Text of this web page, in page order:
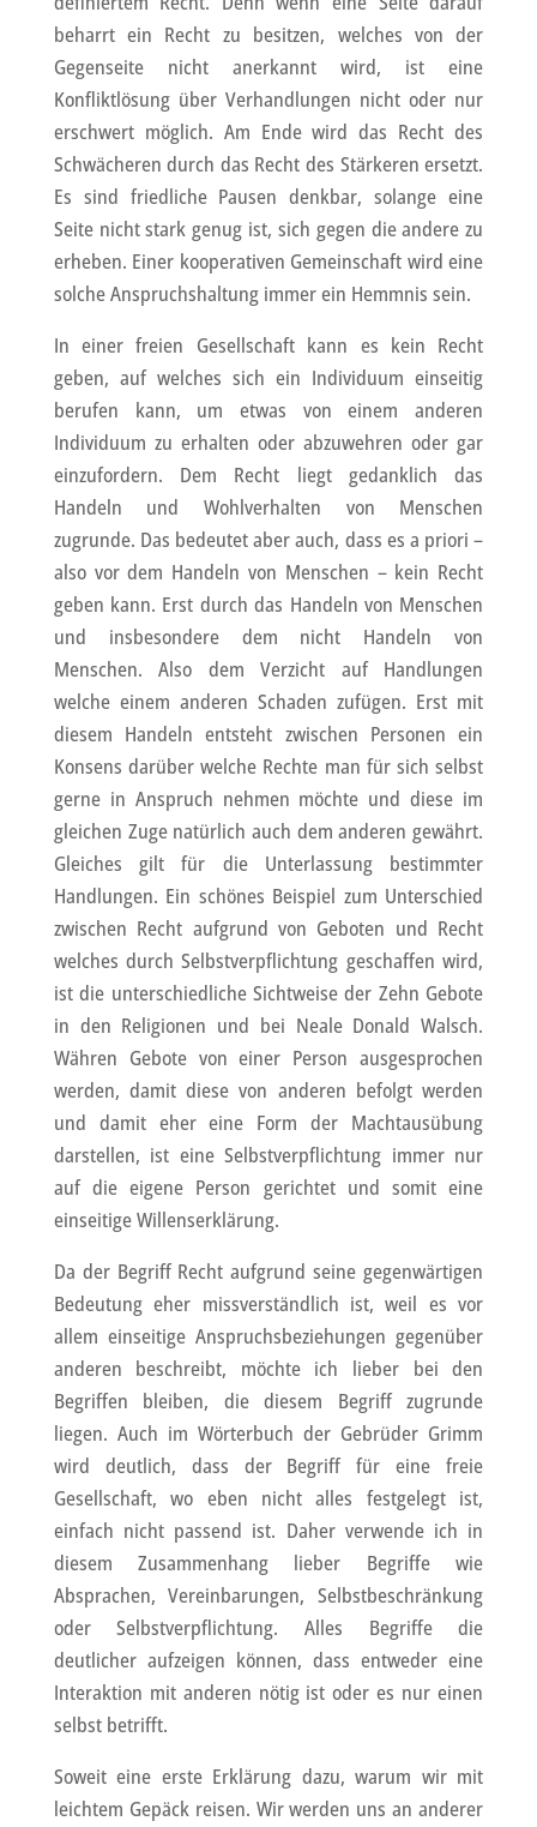
beharrt ein Recht zu besitzen, welches von der
Gegenseite nicht anerkannt wird, ist eine
Konfliktlösung über Verhandlungen nicht oder nur
erschwert möglich. Am Ende wird das Recht des
Schwächeren durch das Recht des Stärkeren ersetzt.
Es sind friedliche Pausen denkbar, solange eine
Seite nicht stark genug ist, sich gegen die andere zu
erheben. Einer kooperativen Gemeinschaft wird eine
solche Anspruchshaltung immer ein Hemmnis sein.
In einer freien Gesellschaft kann es kein Recht
geben, auf welches sich ein Individuum einseitig
berufen kann, um etwas von einem anderen
Individuum zu erhalten oder abzuwehren oder gar
einzufordern. Dem Recht liegt gedanklich das
Handeln und Wohlverhalten von Menschen
zugrunde. Das bedeutet aber auch, dass es a priori –
also vor dem Handeln von Menschen – kein Recht
geben kann. Erst durch das Handeln von Menschen
und insbesondere dem nicht Handeln von
Menschen. Also dem Verzicht auf Handlungen
welche einem anderen Schaden zufügen. Erst mit
diesem Handeln entsteht zwischen Personen ein
Konsens darüber welche Rechte man für sich selbst
gerne in Anspruch nehmen möchte und diese im
gleichen Zuge natürlich auch dem anderen gewährt.
Gleiches gilt für die Unterlassung bestimmter
Handlungen. Ein schönes Beispiel zum Unterschied
zwischen Recht aufgrund von Geboten und Recht
welches durch Selbstverpflichtung geschaffen wird,
ist die unterschiedliche Sichtweise der Zehn Gebote
in den Religionen und bei Neale Donald Walsch.
Währen Gebote von einer Person ausgesprochen
werden, damit diese von anderen befolgt werden
und damit eher eine Form der Machtausübung
darstellen, ist eine Selbstverpflichtung immer nur
auf die eigene Person gerichtet und somit eine
einseitige Willenserklärung.
Da der Begriff Recht aufgrund seine gegenwärtigen
Bedeutung eher missverständlich ist, weil es vor
allem einseitige Anspruchsbeziehungen gegenüber
anderen beschreibt, möchte ich lieber bei den
Begriffen bleiben, die diesem Begriff zugrunde
liegen. Auch im Wörterbuch der Gebrüder Grimm
wird deutlich, dass der Begriff für eine freie
Gesellschaft, wo eben nicht alles festgelegt ist,
einfach nicht passend ist. Daher verwende ich in
diesem Zusammenhang lieber Begriffe wie
Absprachen, Vereinbarungen, Selbstbeschränkung
oder Selbstverpflichtung. Alles Begriffe die
deutlicher aufzeigen können, dass entweder eine
Interaktion mit anderen nötig ist oder es nur einen
selbst betrifft.
Soweit eine erste Erklärung dazu, warum wir mit
leichtem Gepäck reisen. Wir werden uns an anderer